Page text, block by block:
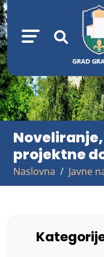
projektne
Naslovna Javne